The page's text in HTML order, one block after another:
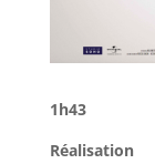
1h43
Réalisation